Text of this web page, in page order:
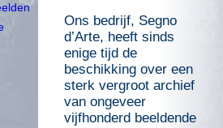
Ons bedrijf, Segno
d’Arte, heeft sinds
enige tijd de
beschikking over een
sterk vergroot archief
van ongeveer
vijfhonderd beeldende